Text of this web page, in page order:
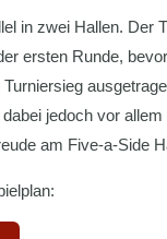
in zwei Hallen. Der
ersten Runde,
jedoch vor
am Five-a-Side